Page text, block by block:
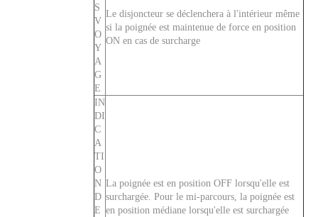
CVP-FR Disjoncteur magnétique hydraulique Actionneur à longue poignée par pôle avec goujon M6 et barrières terminales 2P
S
V
O
Y
A
G
E
Le disjoncteur se déclenchera à l'intérieur même
si la poignée est maintenue de force en position
ON en cas de surcharge
IN
DI
C
A
TI
O
N
D
E
La poignée est en position OFF lorsqu'elle est
surchargée. Pour le mi-parcours, la poignée est
en position médiane lorsqu'elle est surchargée